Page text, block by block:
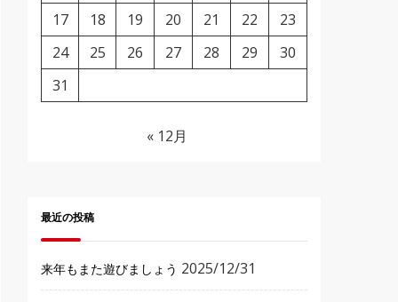
17
18 19 20 21 22
23
24
25 26 27 28 29
30
31
« 12月
最近の投稿
来年もまた遊びましょう 2025/12/31